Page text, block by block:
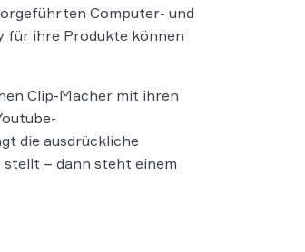
Computer- und
für ihre Produkte können
Clip-Macher mit ihren
die ausdrückliche
stellt – dann steht einem